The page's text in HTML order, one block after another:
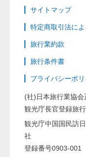
サイトマップ
特定商取引法に
旅行業約款
旅行条件書
プライバシーポ
(社)日本旅行業協会
観光庁長官登録旅
観光庁中国国民訪
社
登録番号0903-001